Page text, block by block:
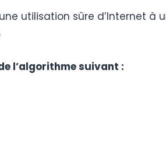
utilisation sûre d’Internet
l’algorithme suivant :